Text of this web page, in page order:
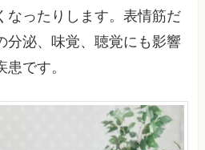
なったりします。表情筋だ
分泌、味覚、聴覚にも影響
です。